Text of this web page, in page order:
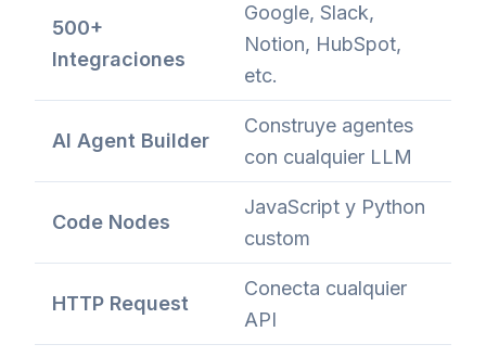
500+
Integraciones
Google, Slack,
Notion, HubSpot,
etc.
AI Agent Builder
Construye agentes
con cualquier LLM
Code Nodes
JavaScript y Python
custom
HTTP Request
Conecta cualquier
API